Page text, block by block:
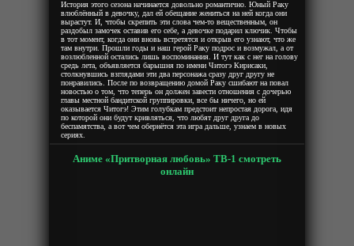
История этого сезона начинается довольно романтично. Юный Раку
влюблённый в девочку, дал ей обещание жениться на ней когда они
вырастут. И, чтобы скрепить эти слова чем-то вещественным, он
раздобыл замочек оставив его себе, а девочке подарил ключик. Чтобы
в тот момент, когда они вновь встретятся и открыв его узнают, что же
там внутри. Прошли годы и наш герой Раку подрос и возмужал, а от
возлюбленной остались лишь воспоминания. И тут как с нег на голову
средь лета, объявляется барышня по имени Читогэ Кирисаки,
столкнувшись взглядами эти два персонажа сразу друг другу не
понравились. После по возвращению домой Раку сшибают на повал
новостью о том, что теперь он должен завести отношения с дочерью
главы местной бандитской группировки, все бы ничего, но ей
оказывается Читогэ! Этим голубкам предстоит непростая дорога, идя
по которой они будут кривляться, что любят друг друга до
беспамятства, а вот чем обернётся эта игра дальше, узнаем в новых
сериях.
Аниме «Притворная любовь» ТВ-1 смотреть
онлайн